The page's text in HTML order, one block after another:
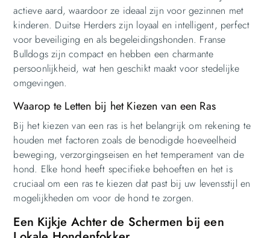
actieve aard, waardoor ze ideaal zijn voor gezinnen met
kinderen. Duitse Herders zijn loyaal en intelligent, perfect
voor beveiliging en als begeleidingshonden. Franse
Bulldogs zijn compact en hebben een charmante
persoonlijkheid, wat hen geschikt maakt voor stedelijke
omgevingen.
Waarop te Letten bij het Kiezen van een Ras
Bij het kiezen van een ras is het belangrijk om rekening te
houden met factoren zoals de benodigde hoeveelheid
beweging, verzorgingseisen en het temperament van de
hond. Elke hond heeft specifieke behoeften en het is
cruciaal om een ras te kiezen dat past bij uw levensstijl en
mogelijkheden om voor de hond te zorgen.
Een Kijkje Achter de Schermen bij een